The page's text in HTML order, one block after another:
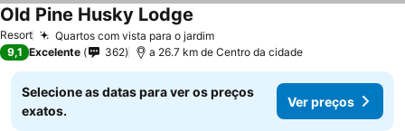
Resort Quartos com vista para o jardim
Old Pine Husky Lodge
9,1 Excelente 362 a 26.7 km de Centro da cidade
Selecione as datas para ver os preços
exatos.
Ver preços